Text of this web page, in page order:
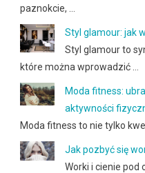
paznokcie, …
Styl glamour: jak
Styl glamour to
które można wprowadzić …
Moda fitness:
aktywności
Moda fitness to nie tylko
Jak pozbyć się
Worki i cienie pod